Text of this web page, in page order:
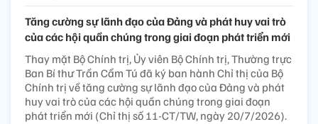
Tăng cường sự lãnh đạo của Đảng và phát huy vai trò
của các hội quần chúng trong giai đoạn phát triển mới
Thay mặt Bộ Chính trị, Ủy viên Bộ Chính trị, Thường trực
Ban Bí thư Trần Cẩm Tú đã ký ban hành Chỉ thị của Bộ
Chính trị về tăng cường sự lãnh đạo của Đảng và phát
huy vai trò của các hội quần chúng trong giai đoạn
phát triển mới (Chỉ thị số 11-CT/TW, ngày 20/7/2026).